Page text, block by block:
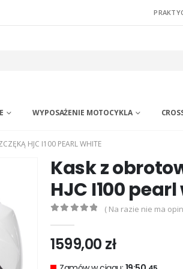
WYPOSAŻENIE MOTOCYKLA
HJC I100 PEARL WHITE
Kask z
HJC I100
( Na razie nie ma
1599,00 zł